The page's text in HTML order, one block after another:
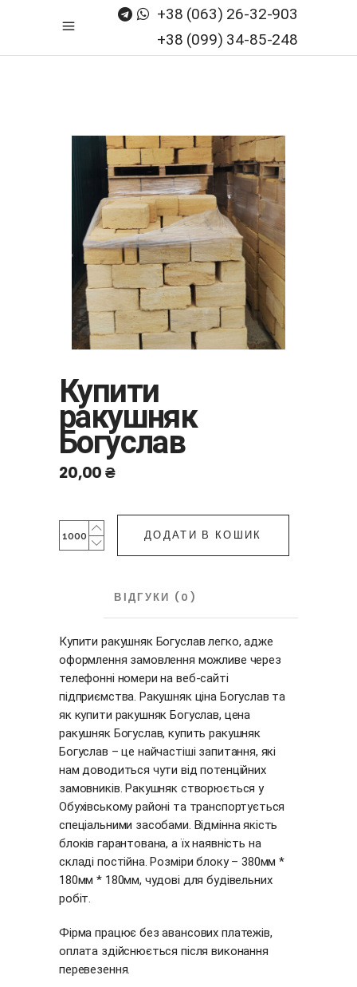
+38 (063) 26-32-903
+38 (099) 34-85-248
Купити
ракушняк
Богуслав
20,00₴
Купити
ракушняк
ДОДАТИ В КОШИК
ВІДГУКИ (0)
Купити ракушняк Богуслав легко, адже
оформлення замовлення можливе через
телефонні номери на веб-сайті
підприємства. Ракушняк ціна Богуслав та
як купити ракушняк Богуслав, цена
ракушняк Богуслав, купить ракушняк
Богуслав – це найчастіші запитання, які
нам доводиться чути від потенційних
замовників. Ракушняк створюється у
Обухівському районі та транспортується
спеціальними засобами. Відмінна якість
блоків гарантована, а їх наявність на
складі постійна. Розміри блоку – 380мм *
180мм * 180мм, чудові для будівельних
робіт.
Фірма працює без авансових платежів,
оплата здійснюється після виконання
перевезення.